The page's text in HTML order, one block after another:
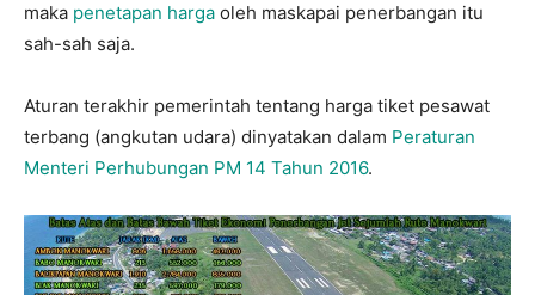
maka penetapan harga oleh maskapai penerbangan itu
sah-sah saja.
Aturan terakhir pemerintah tentang harga tiket pesawat
terbang (angkutan udara) dinyatakan dalam Peraturan
Menteri Perhubungan PM 14 Tahun 2016.